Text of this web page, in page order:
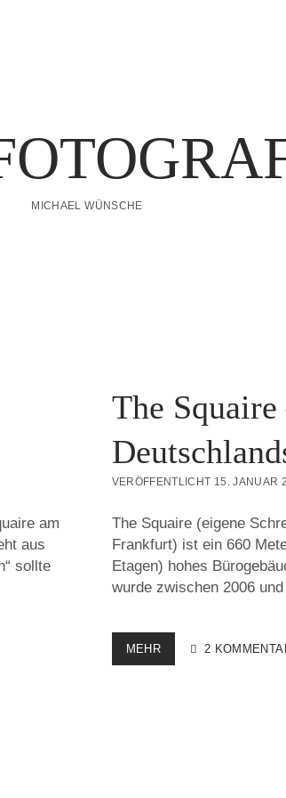
MICHAEL WÜNSCHE
am
aus
sollte
The
VERÖFFENTLICHT 15. JANUAR
The Squaire (eigene
Frankfurt) ist ein 660
Etagen) hohes
wurde zwischen 2006
MEHRTHE
SQUAIRE
2